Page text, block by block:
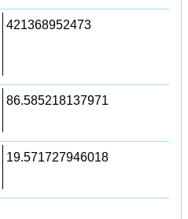
421368952473
86.585218137971
19.571727946018